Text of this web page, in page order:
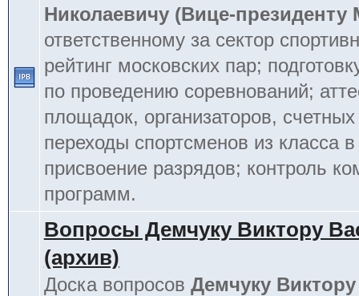
Николаевичу (Вице-
ответственному за сектор
рейтинг московских пар;
по проведению соревнований;
площадок, организаторов,
переходы спортсменов из класса в
присвоение разрядов; контроль
программ.
Вопросы Демчуку Виктору
(архив)
Доска вопросов Демчуку